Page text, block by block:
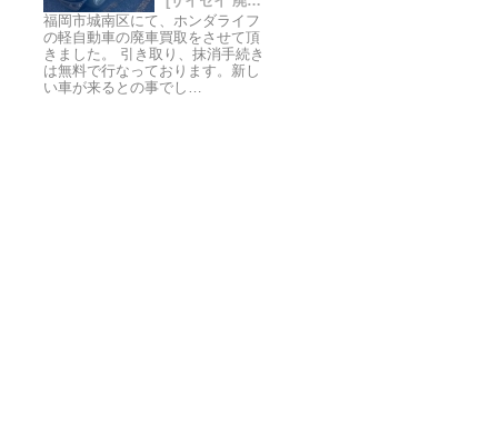
福岡市城南区にて、ホンダライフ
の軽自動車の廃車買取をさせて頂
きました。 引き取り、抹消手続き
は無料で行なっております。新し
い車が来るとの事でし…